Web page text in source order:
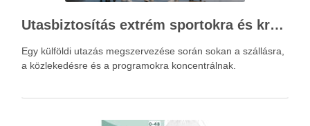
Utasbiztosítás extrém sportokra és krónikus betegségek esetén: mire figyelj utazás előtt?
Egy külföldi utazás megszervezése során sokan a szállásra,
a közlekedésre és a programokra koncentrálnak.